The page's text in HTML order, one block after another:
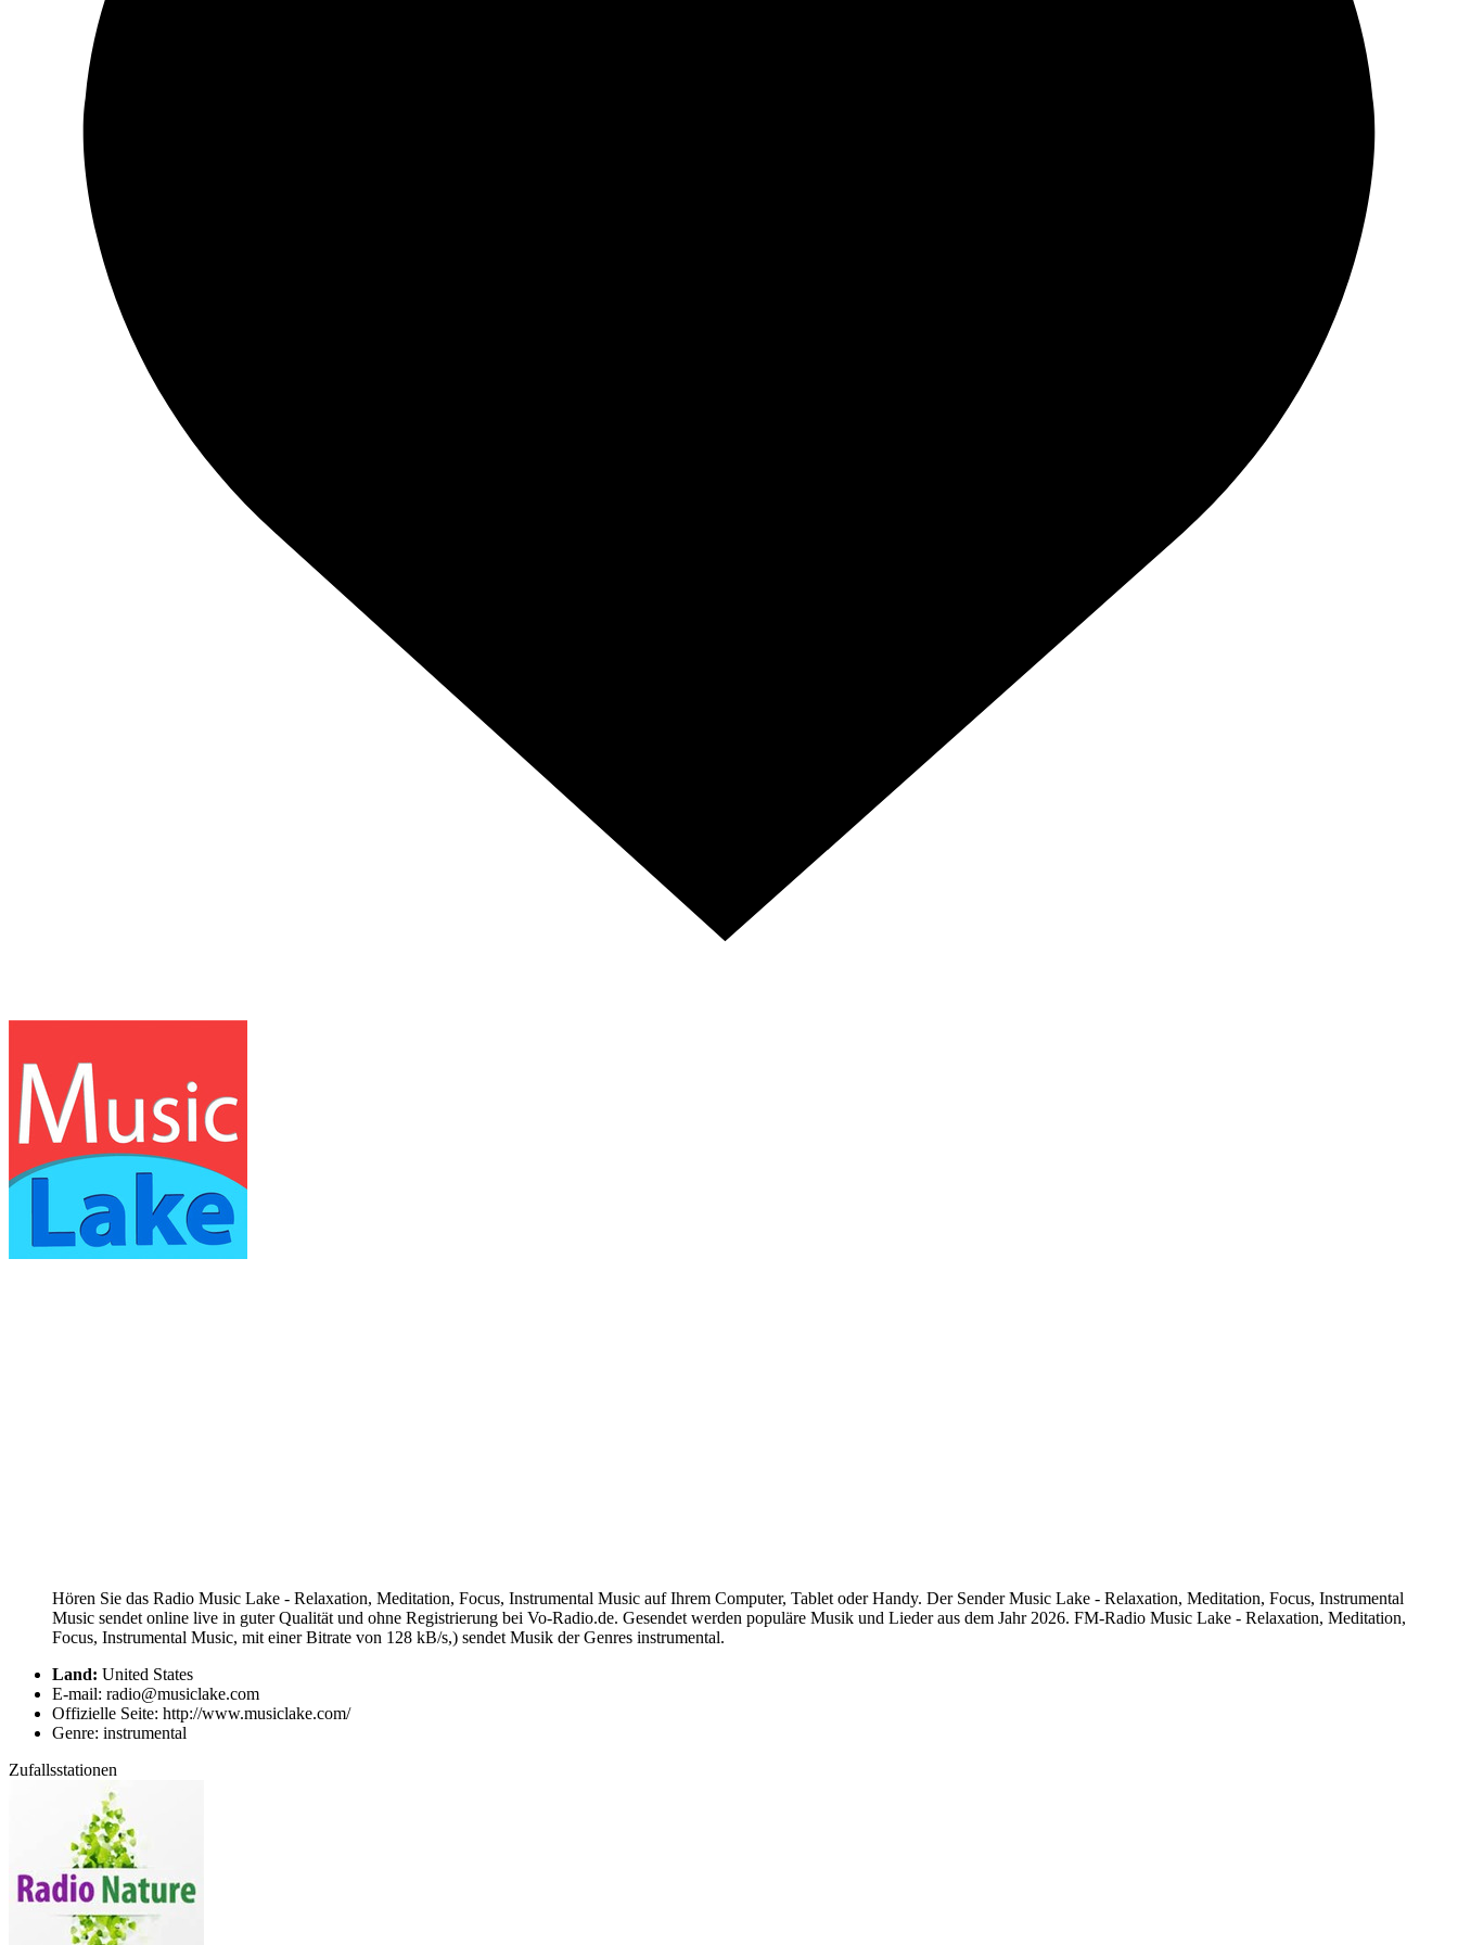
Hören Sie das Radio Music Lake - Relaxation, Meditation, Focus, Instrumental Music auf Ihrem Computer, Tablet oder Handy. Der Sender Music Lake - Relaxation, Meditation, Focus, Instrumental
Music sendet online live in guter Qualität und ohne Registrierung bei Vo-Radio.de. Gesendet werden populäre Musik und Lieder aus dem Jahr 2026. FM-Radio Music Lake - Relaxation, Meditation,
Focus, Instrumental Music, mit einer Bitrate von 128 kB/s,) sendet Musik der Genres instrumental.
Land: United States
E-mail: radio@musiclake.com
Offizielle Seite: http://www.musiclake.com/
Genre: instrumental
Zufallsstationen